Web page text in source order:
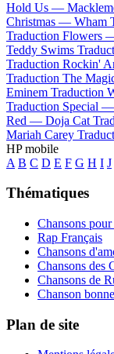
Hold Us —
Christmas — Wham
Traduction Flowers
Teddy Swims
Traduction Rockin'
Traduction The
Eminem Traduction
Traduction Special —
Red — Doja Cat
Mariah Carey
HP mobile
A B C D E F G H I J
Thématiques
Chansons
Rap Français
Chansons
Chansons des
Chansons de
Chanson
Plan de site